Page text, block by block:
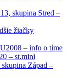
skupina Stred –
žiačky
– info o tíme
– st.mini
Západ –